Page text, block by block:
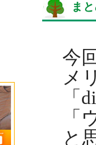
ま
今
メ
「
「
と